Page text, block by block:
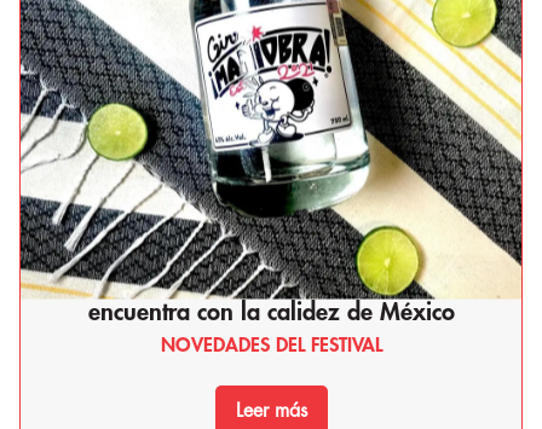
Kasina Café: Donde el corazón de Corea se
encuentra con la calidez de México
NOVEDADES DEL FESTIVAL
Leer más